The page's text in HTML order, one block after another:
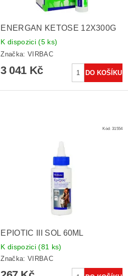
ENERGAN KETOSE 12X300G
K dispozici(5 ks)
Značka: VIRBAC
3 041 Kč
Kód: 31554
EPIOTIC III SOL 60ML
K dispozici(81 ks)
Značka: VIRBAC